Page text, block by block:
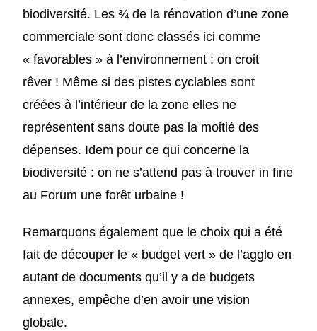
biodiversité. Les ¾ de la rénovation d’une zone
commerciale sont donc classés ici comme
« favorables » à l’environnement : on croit
rêver ! Même si des pistes cyclables sont
créées à l’intérieur de la zone elles ne
représentent sans doute pas la moitié des
dépenses. Idem pour ce qui concerne la
biodiversité : on ne s’attend pas à trouver in fine
au Forum une forêt urbaine !
Remarquons également que le choix qui a été
fait de découper le « budget vert » de l’agglo en
autant de documents qu’il y a de budgets
annexes, empêche d’en avoir une vision
globale.